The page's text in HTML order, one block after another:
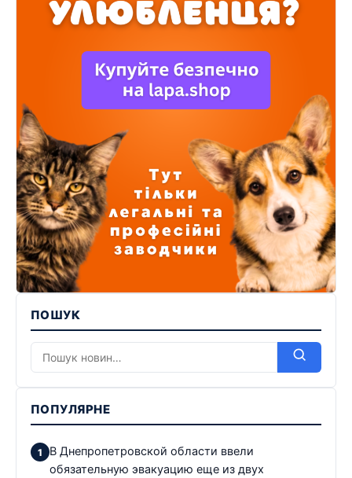
ПОШУК
ПОПУЛЯРНЕ
В Днепропетровской области ввели
обязательную эвакуацию еще из двух